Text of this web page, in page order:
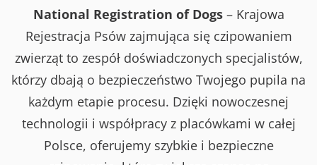
National Registration of Dogs– Krajowa
Rejestracja Psów zajmująca się czipowaniem
zwierząt to zespół doświadczonych specjalistów,
którzy dbają o bezpieczeństwo Twojego pupila na
każdym etapie procesu. Dzięki nowoczesnej
technologii i współpracy z placówkami w całej
Polsce, oferujemy szybkie i bezpieczne